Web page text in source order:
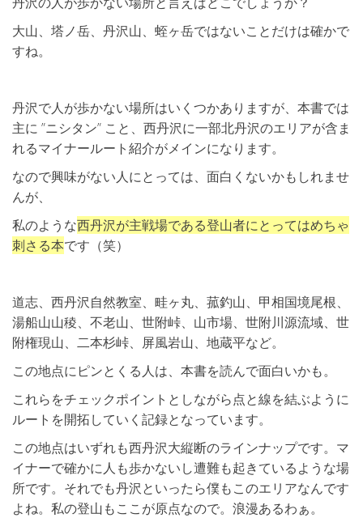
大山、塔ノ岳、丹沢山、蛭ヶ岳ではないことだけは確かで
すね。
丹沢で人が歩かない場所はいくつかありますが、本書では
主に ”ニシタン” こと、西丹沢に一部北丹沢のエリアが含ま
れるマイナールート紹介がメインになります。
なので興味がない人にとっては、面白くないかもしれませ
んが、
私のような西丹沢が主戦場である登山者にとってはめちゃ
刺さる本です（笑）
道志、西丹沢自然教室、畦ヶ丸、菰釣山、甲相国境尾根、
湯船山山稜、不老山、世附峠、山市場、世附川源流域、世
附権現山、二本杉峠、屏風岩山、地蔵平など。
この地点にピンとくる人は、本書を読んで面白いかも。
これらをチェックポイントとしながら点と線を結ぶように
ルートを開拓していく記録となっています。
この地点はいずれも西丹沢大縦断のラインナップです。マ
イナーで確かに人も歩かないし遭難も起きているような場
所です。それでも丹沢といったら僕もこのエリアなんです
よね。私の登山もここが原点なので。浪漫あるわぁ。